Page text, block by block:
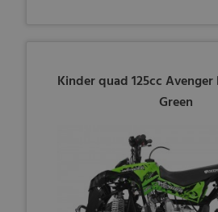
Kinder quad 125cc Avenger
Green